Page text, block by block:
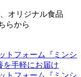
オリジナル食品
らから